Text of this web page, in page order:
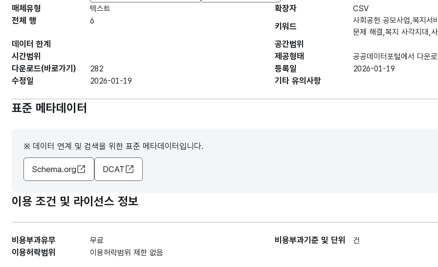
데이터 항목 표로 항목명, 항목명(영문명), 항
항목명 항목 설명
구분
운영하는 제주삼다수
Happy+ 공모사업 운영
참여기관
제주특별자치도개발공
매체유형 텍스트 확장자 CSV
전체 행 6
키워드
사회공헌 공모사업,복지서
문제 해결,복지 사각지대,
데이터 한계
공간범위
시간범위
제공형태 공공데이터포털에서 다운
다운로드(바로가기) 282 등록일 2026-01-19
수정일 2026-01-19 기타 유의사항
표준 메타데이터
※ 데이터 연계 및 검색을 위한 표준 메타데이터입니다.
Schema.org DCAT
이용 조건 및 라이선스 정보
비용부과유무 무료 비용부과기준 및 단위 건
이용허락범위 이용허락범위 제한 없음